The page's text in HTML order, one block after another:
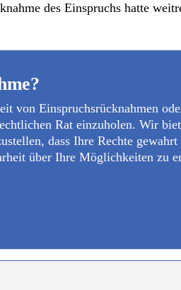
des Einspruchs hatte
von Einspruchsrücknahmen
Rat einzuholen. Wir
dass Ihre Rechte
über Ihre Möglichkeiten zu